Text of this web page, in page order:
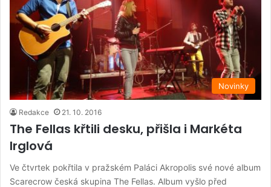
Novinky
Redakce 21. 10. 2016
The Fellas křtili desku, přišla i Markéta
Irglová
Ve čtvrtek pokřtila v pražském Paláci Akropolis své nové album
Scarecrow česká skupina The Fellas. Album vyšlo před